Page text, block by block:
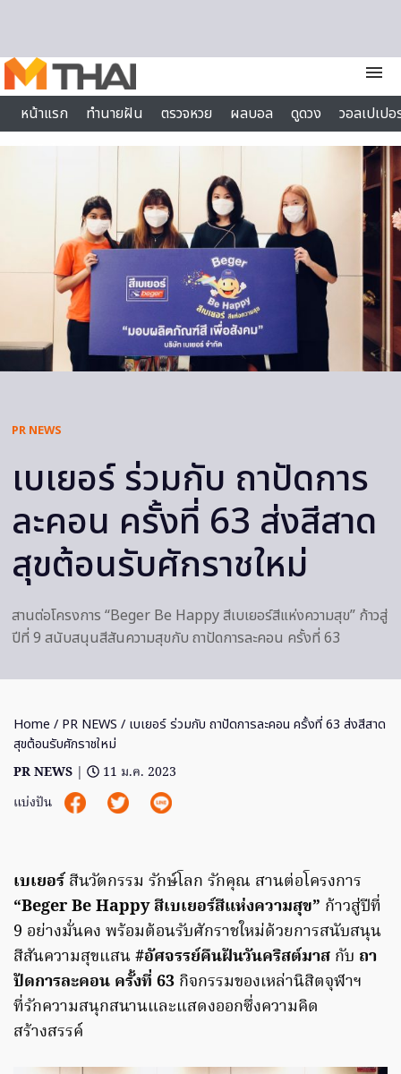
menu
หน้าแรก
ทำนายฝัน ตรวจหวย ผลบอล ดูดวง
วอลเปเป
PR NEWS
เบเยอร์ ร่วมกับ ถาปัดการ
ละคอน ครั้งที่ 63 ส่งสีสาด
สุขต้อนรับศักราชใหม่
สานต่อโครงการ “Beger Be Happy สีเบเยอร์สีแห่งความสุข” ก้าวสู่
ปีที่ 9 สนับสนุนสีสันความสุขกับ ถาปัดการละคอน ครั้งที่ 63
Home / PR NEWS / เบเยอร์ ร่วมกับ ถาปัดการละคอน ครั้งที่ 63 ส่งสีสาด
สุขต้อนรับศักราชใหม่
PR NEWS |
11 ม.ค. 2023
แบ่งปัน
เบเยอร์สีนวัตกรรม รักษ์โลก รักคุณ สานต่อโครงการ
“Beger Be Happy สีเบเยอร์สีแห่งความสุข” ก้าวสู่ปีที่
9 อย่างมั่นคง พร้อมต้อนรับศักราชใหม่ด้วยการสนับสนุน
สีสันความสุขแสน#อัศจรรย์คืนฝันวันคริสต์มาส กับ ถา
ปัดการละคอน ครั้งที่ 63 กิจกรรมของเหล่านิสิตจุฬาฯ
ที่รักความสนุกสนานและแสดงออกซึ่งความคิด
สร้างสรรค์